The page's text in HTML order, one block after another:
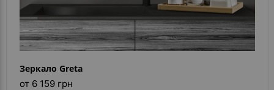
Зеркало Greta
от 6 159 грн